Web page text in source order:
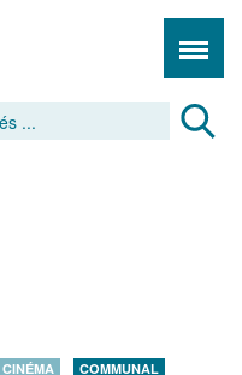
CINÉMA
COMMUNAL